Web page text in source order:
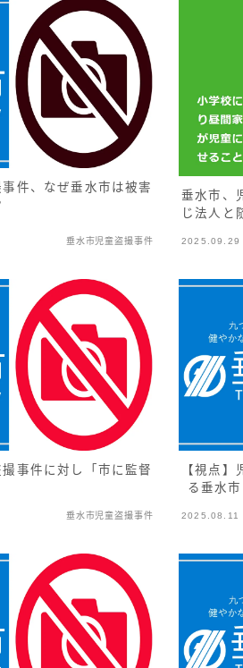
件、なぜ垂水市は被害
垂水市児童盗撮事件
垂水市、
じ法人と
2025.09.29
事件に対し「市に監督
垂水市児童盗撮事件
【視点
る垂水市
2025.08.11